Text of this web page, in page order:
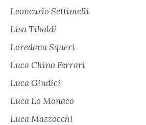
Leoncarlo Settimelli
Lisa Tibaldi
Loredana Squeri
Luca Chino Ferrari
Luca Giudici
Luca Lo Monaco
Luca Mazzocchi